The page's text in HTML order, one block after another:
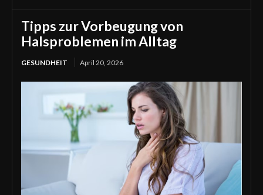
Tipps zur Vorbeugung von
Halsproblemen im Alltag
GESUNDHEIT April 20, 2026